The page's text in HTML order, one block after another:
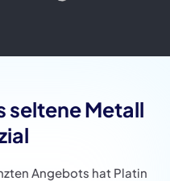
seltene Metall
Angebots hat Platin